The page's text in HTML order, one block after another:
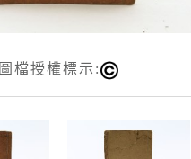
圖檔授權標示: